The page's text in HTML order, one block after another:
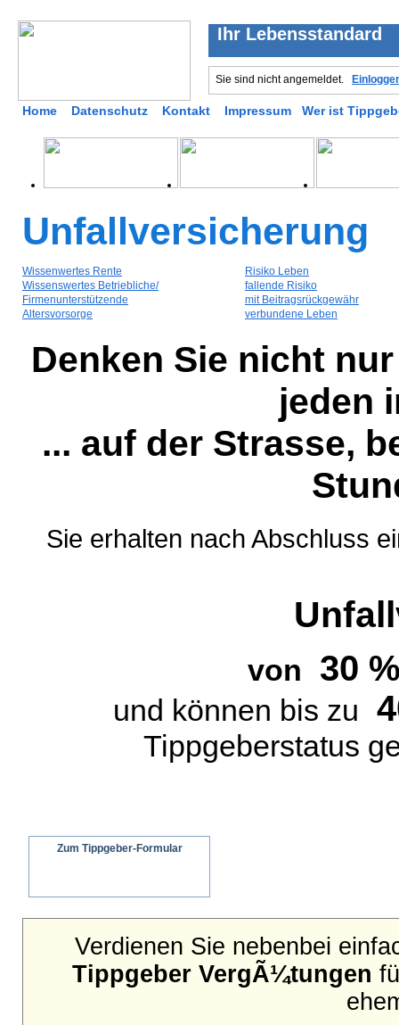
Ihr Lebensstandard
Sie sind nicht angemeldet.
Home Datenschutz Kontakt Impressum Wer ist
Unfallversicherung
Wissenwertes Rente
Wissenswertes Betriebliche/
Firmenunterstützende
Altersvorsorge
Risiko Leben
fallende Risiko
mit Beitragsrückgewähr
verbundene Leben
Denken Sie nicht
jeden
... auf der Strasse,
Sie erhalten nach Abschluss
von 30
und können bis zu
Tippgeberstatus
Zum Tippgeber-Formular
Verdienen Sie nebenbei
Tippgeber VergÃ¼tungen